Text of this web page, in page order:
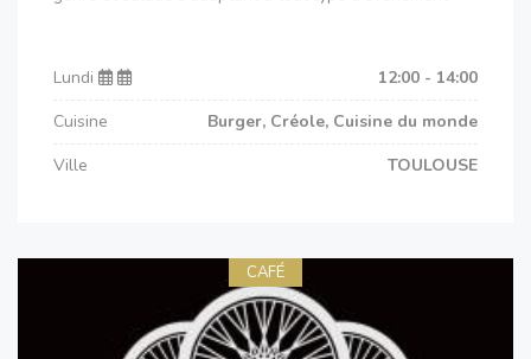
Lundi
12:00 - 14:00
Cuisine
Burger, Créole, Cuisine du monde
Ville
TOULOUSE
CAFÉ